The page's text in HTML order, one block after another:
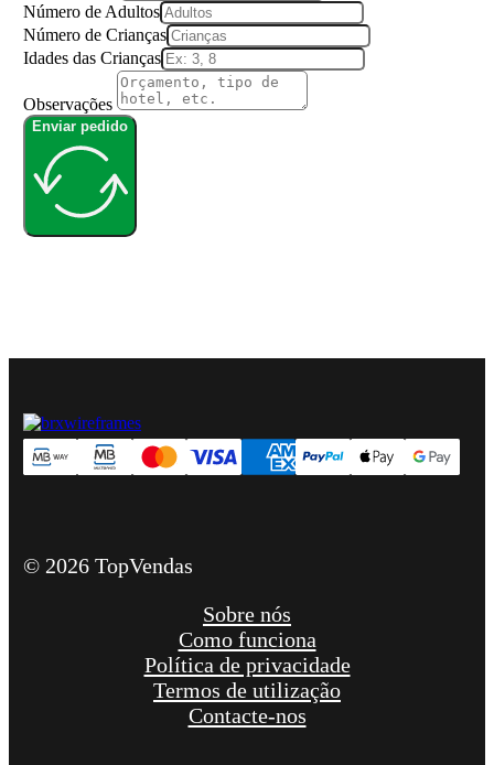
Número de Adultos
Número de Crianças
Idades das Crianças
Observações
Enviar pedido
© 2026 TopVendas
Sobre nós
Como funciona
Política de privacidade
Termos de utilização
Contacte-nos